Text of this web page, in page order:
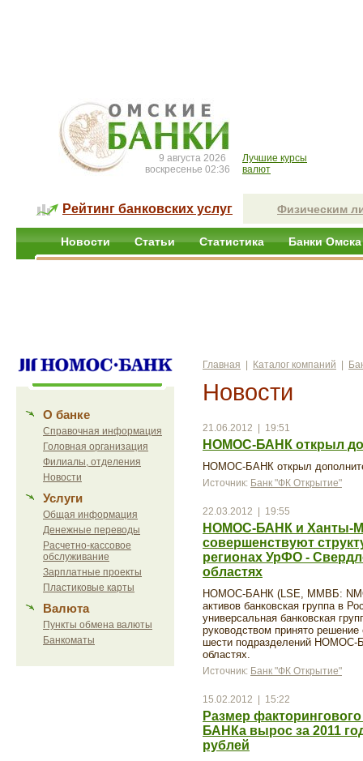
9 августа 2026
воскресенье 02:36
Лучшие курсы
валют
Рейтинг банковских услуг Физическим
Новости Статьи Статистика Банки Омска
О банке
Справочная информация
Головная организация
Филиалы, отделения
Новости
Услуги
Общая информация
Денежные переводы
Расчетно-кассовое
обслуживание
Зарплатные проекты
Пластиковые карты
Валюта
Пункты обмена валюты
Банкоматы
Главная Каталог компаний
Новости
21.06.2012 | 19:51
НОМОС-БАНК открыл
НОМОС-БАНК открыл
Источник: Банк "ФК Открытие"
22.03.2012 | 19:55
НОМОС-БАНК и Ханты-
совершенствуют
регионах УрФО -
областях
НОМОС-БАНК (LSE, ММВБ:
активов банковская группа в
универсальная банковская
руководством принято
шести подразделений НОМОС-
областях.
Источник: Банк "ФК Открытие"
15.02.2012 | 15:22
Размер
БАНКа вырос за 2011
рублей